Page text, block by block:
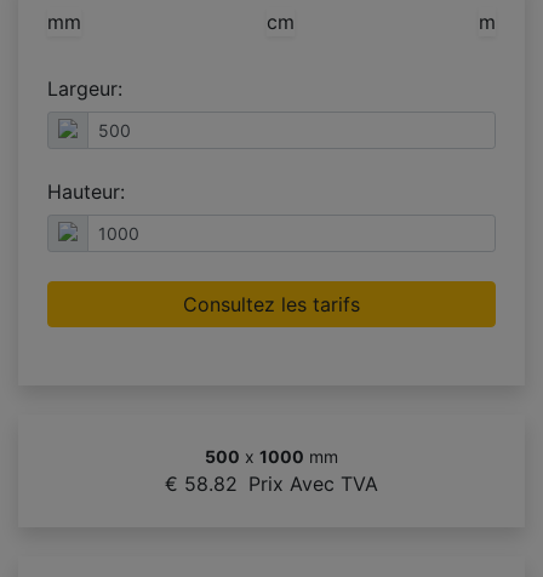
mm cm m
Largeur:
Hauteur:
Consultez les tarifs
500 x 1000 mm
€ 58.82 Prix Avec TVA